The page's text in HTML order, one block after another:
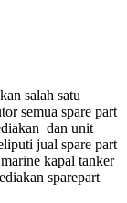
salah satu
semua spare part
dan unit
jual spare part
kapal tanker
sparepart